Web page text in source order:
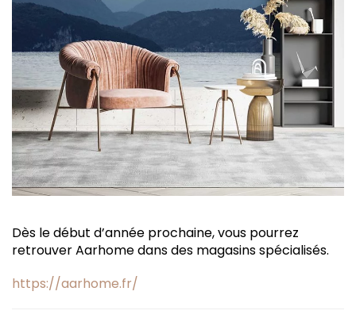
Dès le début d’année prochaine, vous pourrez
retrouver Aarhome dans des magasins spécialisés.
https://aarhome.fr/